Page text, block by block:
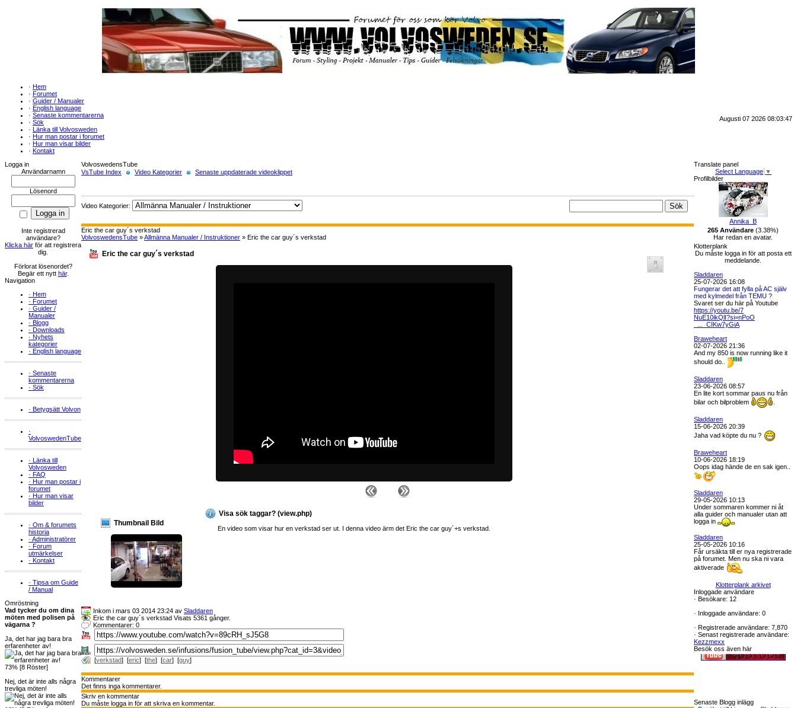
· Hem
· Forumet
· Guider / Manualer
· English language
· Senaste kommentarerna
· Sök
· Länka till Volvosweden
· Hur man postar i forumet
· Hur man visar bilder
· Kontakt
Augusti 07 2026 08:03:47
Logga in
Användarnamn
Lösenord
Inte registrerad
användare?
Klicka här för att registrera
dig.
Förlorat lösenordet?
Begär ett nytt här.
Navigation
· Hem
· Forumet
· Guider /
Manualer
· Blogg
· Downloads
· Nyhets
kategorier
· English language
· Senaste
kommentarerna
· Sök
· Betygsätt Volvon
·
VolvoswedenTube
· Länka till
Volvosweden
· FAQ
· Hur man postar i
forumet
· Hur man visar
bilder
· Om & forumets
historia
· Administratörer
· Forum
utmärkelser
· Kontakt
· Tipsa om Guide
/ Manual
Omröstning
Vad tycker du om dina
möten med polisen på
vägarna ?
Ja, det har jag bara bra
erfarenheter av!
73% [8 Röster]
Nej, det är inte alls några
trevliga möten!
VolvoswedensTube
VsTube Index
Video Kategorier Senaste uppdaterade videoklippet
Video Kategorier:
Eric the car guy´s verkstad
VolvoswedensTube »Allmänna Manualer / Instruktioner » Eric the car guy´s verkstad
Eric the car guy´s verkstad
Thumbnail Bild
Visa sök taggar? (view.php)
En video som visar hur en verkstad ser ut. I denna video ärm det Eric the car guy´+s verkstad.
Inkom i mars 03 2014 23:24 av Sladdaren
Eric the car guy´s verkstad Visats 5361 gånger.
Kommentarer: 0
[verkstad] [eric] [the] [car] [guy]
Kommentarer
Det finns inga kommentarer.
Skriv en kommentar
Du måste logga in för att skriva en kommentar.
Translate panel
Select Language ▼
Profilbilder
Annika_B
265 Användare (3.38%)
Har redan en avatar.
Klotterplank
Du måste logga in för att posta ett
meddelande.
Sladdaren
25-07-2026 16:08
Fungerar det att fylla på AC själv
med kylmedel från TEMU ?
Svaret ser du här på Youtube
https://youtu.be/7
NuE10ikQlI?si=nPoO
_..._CIKw7yGiA
Braweheart
02-07-2026 21:36
And my 850 is now running like it
should do..
Sladdaren
23-06-2026 08:57
En lite kort sommar paus nu från
bilar och bilproblem
Sladdaren
15-06-2026 20:39
Jaha vad köpte du nu ?
Braweheart
10-06-2026 18:19
Oops idag hände de en sak igen..
Sladdaren
29-05-2026 10:13
Under sommaren kommer ni åt
alla guider och manualer utan att
logga in
Sladdaren
25-05-2026 10:16
Får ursäkta till er nya registrerade
på forumet. Men nu ska ni vara
aktiverade
Klotterplank arkivet
Inloggade användare
· Besökare: 12
· Inloggade användare: 0
· Registrerade användare: 7,870
· Senast registrerade användare:
Kezzmexx
Besök oss även här
Senaste Blogg inlägg